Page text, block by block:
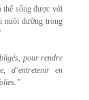
thể sống được với
nuôi dưỡng trong
pour rendre
d’entretenir en